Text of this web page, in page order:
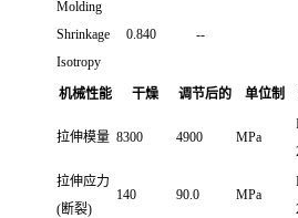
Molding
Shrinkage
Isotropy
0.840 --
机械性能 干燥 调节后的 单位制
拉伸模量 8300 4900 MPa
拉伸应力
(断裂)
140 90.0 MPa